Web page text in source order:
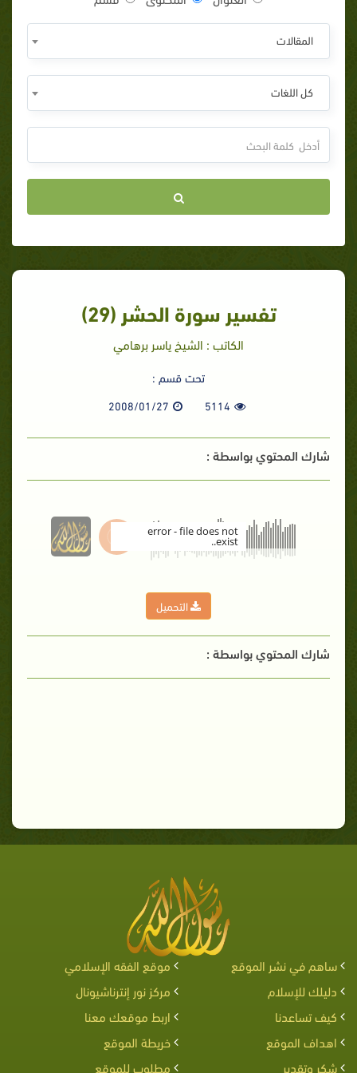
المقالات
كل اللغات
تفسير سورة الحشر (29)
الكاتب : الشيخ ياسر برهامي
تحت قسم :
5114
2008/01/27
شارك المحتوي بواسطة :
error - file does not
exist..
التحميل
شارك المحتوي بواسطة :
ساهم في نشر الموقع
موقع الفقه الإسلامي
دليلك للإسلام
مركز نور إنترناشيونال
كيف تساعدنا
اربط موقعك معنا
اهداف الموقع
خريطة الموقع
شكر وتقدير
مطلوب للموقع